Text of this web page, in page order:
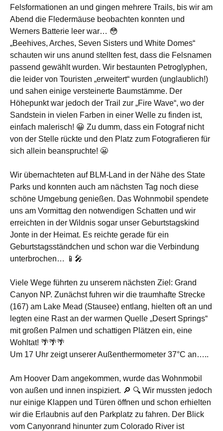
Felsformationen an und gingen mehrere Trails, bis wir am
Abend die Fledermäuse beobachten konnten und
Werners Batterie leer war… 😳
„Beehives, Arches, Seven Sisters und White Domes“
schauten wir uns anund stellten fest, dass die Felsnamen
passend gewählt wurden. Wir bestaunten Petroglyphen,
die leider von Touristen „erweitert“ wurden (unglaublich!)
und sahen einige versteinerte Baumstämme. Der
Höhepunkt war jedoch der Trail zur „Fire Wave“, wo der
Sandstein in vielen Farben in einer Welle zu finden ist,
einfach malerisch! 😀 Zu dumm, dass ein Fotograf nicht
von der Stelle rückte und den Platz zum Fotografieren für
sich allein beanspruchte! 😬
Wir übernachteten auf BLM-Land in der Nähe des State
Parks und konnten auch am nächsten Tag noch diese
schöne Umgebung genießen. Das Wohnmobil spendete
uns am Vormittag den notwendigen Schatten und wir
erreichten in der Wildnis sogar unser Geburtstagskind
Jonte in der Heimat. Es reichte gerade für ein
Geburtstagsständchen und schon war die Verbindung
unterbrochen… 📱🎤
Viele Wege führten zu unserem nächsten Ziel: Grand
Canyon NP. Zunächst fuhren wir die traumhafte Strecke
(167) am Lake Mead (Stausee) entlang, hielten oft an und
legten eine Rast an der warmen Quelle „Desert Springs“
mit großen Palmen und schattigen Plätzen ein, eine
Wohltat! 🌴🌴🌴
Um 17 Uhr zeigt unserer Außenthermometer 37°C an…..
Am Hoover Dam angekommen, wurde das Wohnmobil
von außen und innen inspiziert. 🔎 🔍 Wir mussten jedoch
nur einige Klappen und Türen öffnen und schon erhielten
wir die Erlaubnis auf den Parkplatz zu fahren. Der Blick
vom Canyonrand hinunter zum Colorado River ist